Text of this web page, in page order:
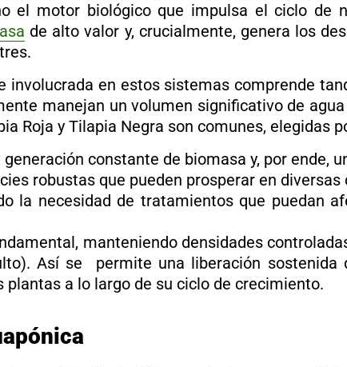
el motor biológico que impulsa el ciclo de
de alto valor y, crucialmente, genera los
en estos sistemas comprende
manejan un volumen significativo de
Roja y Tilapia Negra son comunes, elegidas
constante de biomasa y, por ende,
robustas que pueden prosperar en
la necesidad de tratamientos que puedan
manteniendo densidades
Así se permite una liberación
a lo largo de su ciclo de crecimiento.